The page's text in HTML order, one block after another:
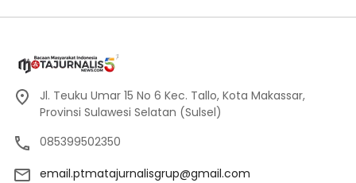
Jl. Teuku Umar 15 No 6 Kec. Tallo, Kota Makassar,
Provinsi Sulawesi Selatan (Sulsel)
085399502350
email.ptmatajurnalisgrup@gmail.com